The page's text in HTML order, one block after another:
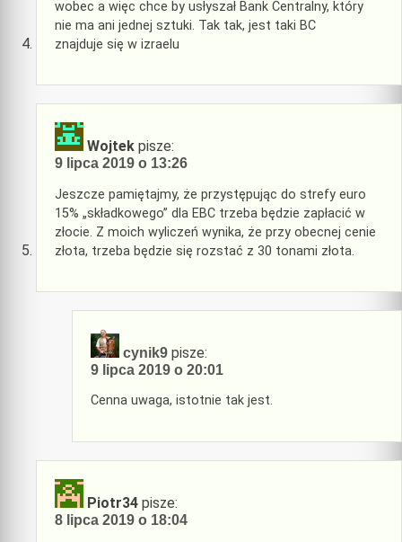
wobec a więc chce by usłyszał Bank Centralny, który
nie ma ani jednej sztuki. Tak tak, jest taki BC
znajduje się w izraelu
Wojtek pisze:
9 lipca 2019 o 13:26
Jeszcze pamiętajmy, że przystępując do strefy euro
15% „składkowego” dla EBC trzeba będzie zapłacić w
złocie. Z moich wyliczeń wynika, że przy obecnej cenie
złota, trzeba będzie się rozstać z 30 tonami złota.
cynik9 pisze:
9 lipca 2019 o 20:01
Cenna uwaga, istotnie tak jest.
Piotr34 pisze:
8 lipca 2019 o 18:04